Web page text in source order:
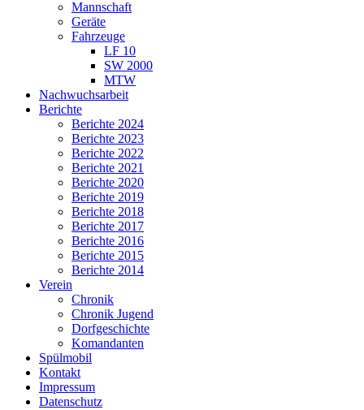
Mannschaft
Geräte
Fahrzeuge
LF 10
SW 2000
MTW
Nachwuchsarbeit
Berichte
Berichte 2024
Berichte 2023
Berichte 2022
Berichte 2021
Berichte 2020
Berichte 2019
Berichte 2018
Berichte 2017
Berichte 2016
Berichte 2015
Berichte 2014
Verein
Chronik
Chronik Jugend
Dorfgeschichte
Komandanten
Spülmobil
Kontakt
Impressum
Datenschutz